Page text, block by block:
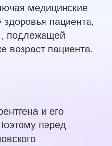
медицинские
здоровья пациента,
подлежащей
возраст пациента.
и его
перед